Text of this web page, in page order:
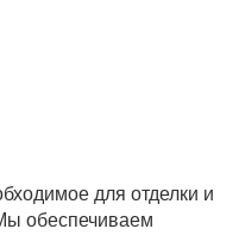
для отделки и
обеспечиваем